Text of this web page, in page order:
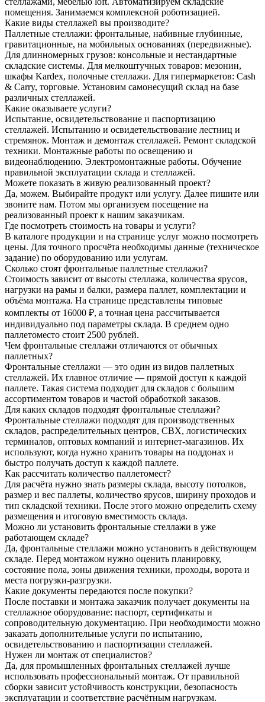
помещения. Занимаемся комплексной роботизацией.
Какие виды стеллажей вы производите?
Паллетные стеллажи: фронтальные, набивные глубинные,
гравитационные, на мобильных основаниях (передвижные).
Для длинномерных грузов: консольные и нестандартные
складские системы. Для мелкоштучных товаров: мезонин,
шкафы Kardex, полочные стеллажи. Для гипермаркетов: Cash
& Carry, торговые. Установим самонесущий склад на базе
различных стеллажей.
Какие оказываете услуги?
Испытание, освидетельствование и паспортизацию
стеллажей. Испытанию и освидетельствование лестниц и
стремянок. Монтаж и демонтаж стеллажей. Ремонт складской
техники. Монтажные работы по освещению и
видеонаблюдению. Электромонтажные работы. Обучение
правильной эксплуатации склада и стеллажей.
Можете показать в живую реализованный проект?
Да, можем. Выбирайте продукт или услугу. Далее пишите или
звоните нам. Потом мы организуем посещение на
реализованный проект к нашим заказчикам.
Где посмотреть стоимость на товары и услуги?
В каталоге продукции и на странице услуг можно посмотреть
цены. Для точного просчёта необходимы данные (техническое
задание) по оборудованию или услугам.
Сколько стоят фронтальные паллетные стеллажи?
Стоимость зависит от высоты стеллажа, количества ярусов,
нагрузки на рамы и балки, размера паллет, комплектации и
объёма монтажа. На странице представлены типовые
комплекты от 16000 ₽, а точная цена рассчитывается
индивидуально под параметры склада. В среднем одно
паллетоместо стоит 2500 рублей.
Чем фронтальные стеллажи отличаются от обычных
паллетных?
Фронтальные стеллажи — это один из видов паллетных
стеллажей. Их главное отличие — прямой доступ к каждой
паллете. Такая система подходит для складов с большим
ассортиментом товаров и частой обработкой заказов.
Для каких складов подходят фронтальные стеллажи?
Фронтальные стеллажи подходят для производственных
складов, распределительных центров, СВХ, логистических
терминалов, оптовых компаний и интернет-магазинов. Их
используют, когда нужно хранить товары на поддонах и
быстро получать доступ к каждой паллете.
Как рассчитать количество паллетомест?
Для расчёта нужно знать размеры склада, высоту потолков,
размер и вес паллеты, количество ярусов, ширину проходов и
тип складской техники. После этого можно определить схему
размещения и итоговую вместимость склада.
Можно ли установить фронтальные стеллажи в уже
работающем складе?
Да, фронтальные стеллажи можно установить в действующем
складе. Перед монтажом нужно оценить планировку,
состояние пола, зоны движения техники, проходы, ворота и
места погрузки-разгрузки.
Какие документы передаются после покупки?
После поставки и монтажа заказчик получает документы на
стеллажное оборудование: паспорт, сертификаты и
сопроводительную документацию. При необходимости можно
заказать дополнительные услуги по испытанию,
освидетельствованию и паспортизации стеллажей.
Нужен ли монтаж от специалистов?
Да, для промышленных фронтальных стеллажей лучше
использовать профессиональный монтаж. От правильной
сборки зависит устойчивость конструкции, безопасность
эксплуатации и соответствие расчётным нагрузкам.